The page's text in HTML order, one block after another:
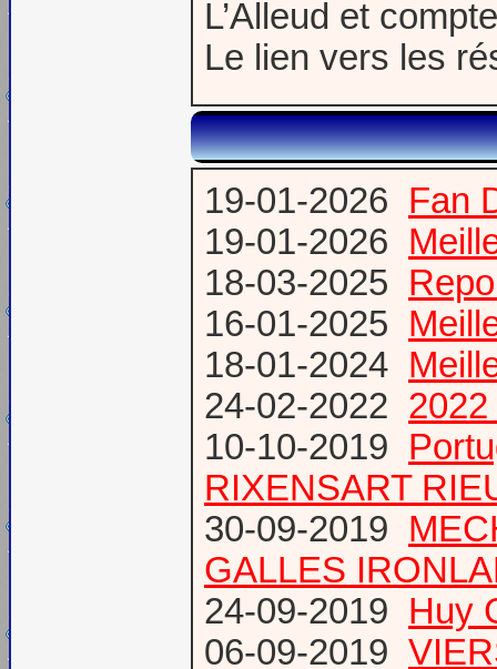
L’Alleud et
Le lien vers les
19-01-2026 Fan
19-01-2026
18-03-2025
16-01-2025
18-01-2024
24-02-2022
10-10-2019
RIXENSART
30-09-2019
GALLES
24-09-2019 Huy
06-09-2019